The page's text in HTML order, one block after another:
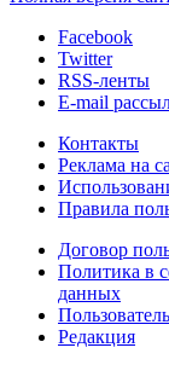
Facebook
Twitter
RSS-ленты
E-mail
Контакты
Реклама на
Правила
Договор
Политика в
данных
Редакция